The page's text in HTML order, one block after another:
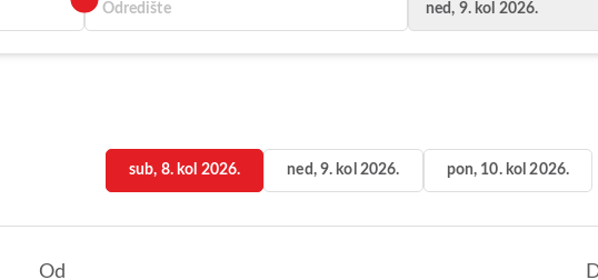
ned, 9. kol 2026.
sub, 8. kol 2026. ned, 9. kol 2026. pon, 10. kol 2026.
Od